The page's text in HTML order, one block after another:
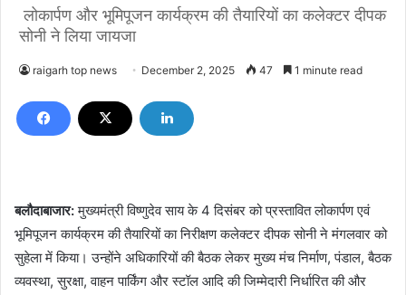
लोकार्पण और भूमिपूजन कार्यक्रम की तैयारियों का कलेक्टर दीपक
सोनी ने लिया जायजा
raigarh top news December 2, 2025 47 1 minute read
बलौदाबाजार:मुख्यमंत्री विष्णुदेव साय के 4 दिसंबर को प्रस्तावित लोकार्पण एवं
भूमिपूजन कार्यक्रम की तैयारियों का निरीक्षण कलेक्टर दीपक सोनी ने मंगलवार को
सुहेला में किया। उन्होंने अधिकारियों की बैठक लेकर मुख्य मंच निर्माण, पंडाल, बैठक
व्यवस्था, सुरक्षा, वाहन पार्किंग और स्टॉल आदि की जिम्मेदारी निर्धारित की और